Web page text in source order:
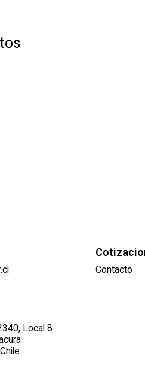
Local 8
Contacto